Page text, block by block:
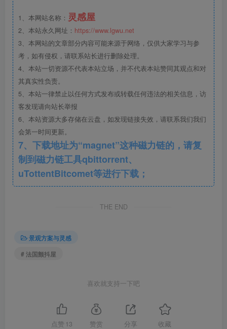
法国颤抖屋V2馆实景图
1、本网站名称： 灵感屋
2、本站永久网址： https://www.lgwu.net
3、本网站的文章部分内容可能来源于网络，仅供大家学习与参
考，如有侵权，请联系站长进行删除处理。
4、本站一切资源不代表本站立场，并不代表本站赞同其观点和对
其真实性负责。
5、本站一律禁止以任何方式发布或转载任何违法的相关信息，访
客发现请向站长举报
6、本站资源大多存储在云盘，如发现链接失效，请联系我们我们
会第一时间更新。
7、下载地址为“magnet”这种磁力链的，请复
制到磁力链工具qbittorrent、
uTottentBitcomet等进行下载；
THE END
景观方案与灵感
# 法国颤抖屋
喜欢就支持一下吧
点赞 13 赞赏 分享 收藏